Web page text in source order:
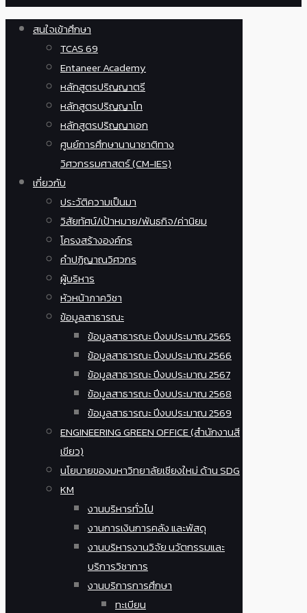
สนใจเข้าศึกษา
TCAS 69
Entaneer Academy
หลักสูตรปริญญาตรี
หลักสูตรปริญญาโท
หลักสูตรปริญญาเอก
ศูนย์การศึกษานานาชาติทาง
วิศวกรรมศาสตร์ (CM-IES)
เกี่ยวกับ
ประวัติความเป็นมา
วิสัยทัศน์/เป้าหมาย/พันธกิจ/ค่านิยม
โครงสร้างองค์กร
คำปฏิญาณวิศวกร
ผู้บริหาร
หัวหน้าภาควิชา
ข้อมูลสาธารณะ
ข้อมูลสาธารณะ ปีงบประมาณ 2565
ข้อมูลสาธารณะ ปีงบประมาณ 2566
ข้อมูลสาธารณะ ปีงบประมาณ 2567
ข้อมูลสาธารณะ ปีงบประมาณ 2568
ข้อมูลสาธารณะ ปีงบประมาณ 2569
ENGINEERING GREEN OFFICE (สำนักงานสี
เขียว)
นโยบายของมหาวิทยาลัยเชียงใหม่ ด้าน SDG
KM
งานบริหารทั่วไป
งานการเงินการคลัง และพัสดุ
งานบริหารงานวิจัย นวัตกรรมและ
บริการวิชาการ
งานบริการการศึกษา
ทะเบียน